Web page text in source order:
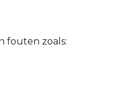
fouten zoals: